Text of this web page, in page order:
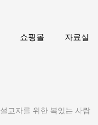
쇼핑몰 자료실
설교자를 위한 복있는 사람